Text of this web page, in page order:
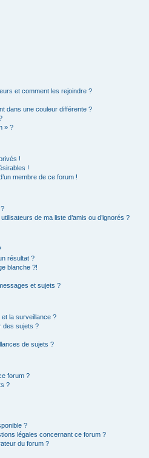
et comment les rejoindre ?
dans une couleur différente ?
» ?
!
!
membre de ce forum !
de ma liste d’amis ou d’ignorés ?
résultat ?
blanche ?!
et sujets ?
la surveillance ?
des sujets ?
de sujets ?
forum ?
?
?
légales concernant ce forum ?
du forum ?